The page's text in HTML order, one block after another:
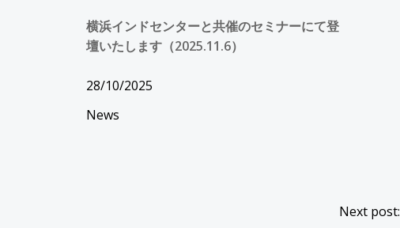
横浜インドセンターと共催のセミナーにて登
壇いたします（2025.11.6）
28/10/2025
News
Post
Next post: